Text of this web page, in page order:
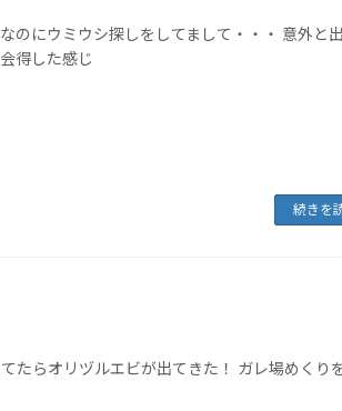
のにウミウシ探しをしてまして・・・ 意外と
得した感じ
続きを
たらオリヅルエビが出てきた！ ガレ場めくり